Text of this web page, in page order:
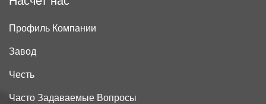
Профиль Компании
Завод
Честь
Часто Задаваемые Вопросы